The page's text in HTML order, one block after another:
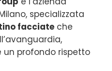
specializzata
facciate che
profondo rispetto